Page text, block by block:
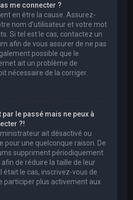
me connecter ?
en être la cause. Assurez-
nom d’utilisateur et votre mot
Si tel est le cas, contactez un
afin de vous assurer de ne pas
possible que le
ait un problème de
nécessaire de la corriger.
le passé mais ne peux à
?!
ait désactivé ou
pour une quelconque raison. De
suppriment périodiquement
de réduire la taille de leur
était le cas, inscrivez-vous de
participer plus activement aux